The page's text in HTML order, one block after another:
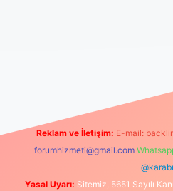
Reklam ve İletişim: E-mail:
forumhizmeti@gmail.com
Yasal Uyarı: Sitemiz, 5651 Sayılı